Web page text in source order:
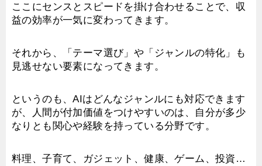
ここにセンスとスピードを掛け合わせることで、収
益の効率が一気に変わってきます。
それから、「テーマ選び」や「ジャンルの特化」も
見逃せない要素になってきます。
というのも、AIはどんなジャンルにも対応できます
が、人間が付加価値をつけやすいのは、自分が多少
なりとも関心や経験を持っている分野です。
料理、子育て、ガジェット、健康、ゲーム、投資…